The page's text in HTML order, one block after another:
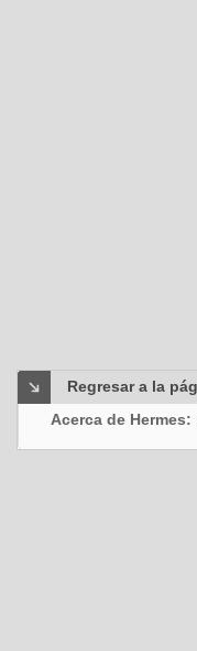
Regresar a la
Acerca de Hermes: